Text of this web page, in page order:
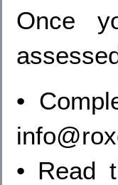
Once
•
• Read